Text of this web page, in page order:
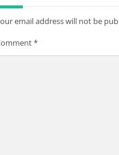
email address will not be
*